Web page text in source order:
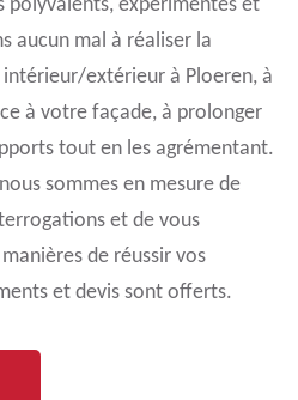
polyvalents, expérimentés et
aucun mal à réaliser la
extérieur à Ploeren, à
à votre façade, à prolonger
tout en les agrémentant.
sommes en mesure de
et de vous
de réussir vos
et devis sont offerts.